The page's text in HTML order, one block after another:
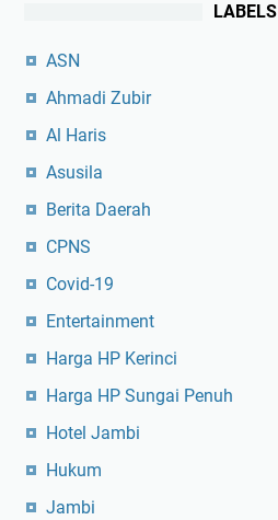
LABELS
ASN
Ahmadi Zubir
Al Haris
Asusila
Berita Daerah
CPNS
Covid-19
Entertainment
Harga HP Kerinci
Harga HP Sungai Penuh
Hotel Jambi
Hukum
Jambi